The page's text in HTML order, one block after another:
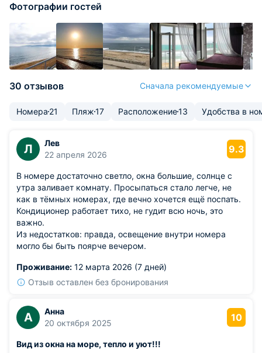
Фотографии гостей
30 отзывов Сначала рекомендуемые
Номера 21 Пляж17 Расположение13 Удобства в
Л
Лев
22 апреля 2026
9.3
В номере достаточно светло, окна большие, солнце с
утра заливает комнату. Просыпаться стало легче, не
как в тёмных номерах, где вечно хочется ещё поспать.
Кондиционер работает тихо, не гудит всю ночь, это
важно.
Из недостатков: правда, освещение внутри номера
могло бы быть поярче вечером.
Проживание: 12 марта 2026 (7 дней)
Отзыв оставлен без бронирования
А
Анна
20 октября 2025
10
Вид из окна на море, тепло и уют!!!